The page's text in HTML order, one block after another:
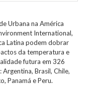
Urbana na América
International,
Latina podem dobrar
da temperatura e
futura em 326
Brasil, Chile,
Panamá e Peru.